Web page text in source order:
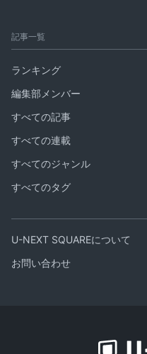
記事一覧
ランキング
編集部メンバー
すべての記事
すべての連載
すべてのジャンル
すべてのタグ
U-NEXT SQUAREについて
お問い合わせ